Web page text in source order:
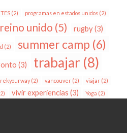
(2) programas en estados unidos (2)
reino unido (5) rugby(3)
(2) summer camp (6)
(3) trabajar (8)
(2) vancouver(2) viajar(2)
vivir experiencias (3) Yoga (2)